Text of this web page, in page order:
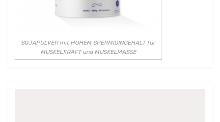
SOJAPULVER mit HOHEM SPERMIDINGEHALT für
MUSKELKRAFT und MUSKELMASSE